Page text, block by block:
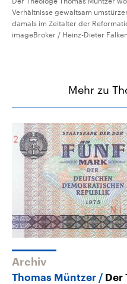
Verhältnisse gewaltsam
damals im Zeitalter der
imageBroker / Heinz-Dieter
Mehr zu
Archiv
Thomas Müntzer
Der